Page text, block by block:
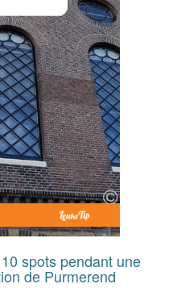
spots pendant une
de Purmerend